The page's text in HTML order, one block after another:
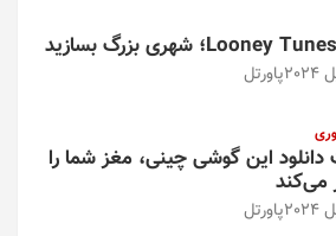
پاورتل
این گوشی چینی، مغز شما را
می‌کند
پاورتل